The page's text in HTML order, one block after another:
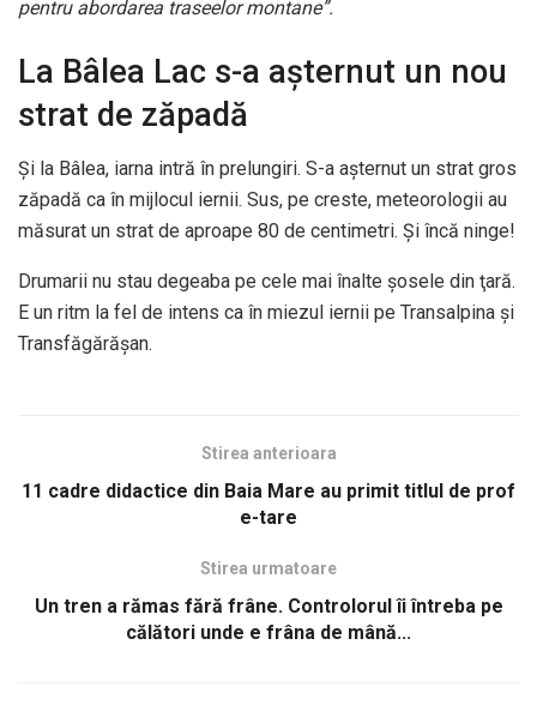
pentru abordarea traseelor montane”.
La Bâlea Lac s-a așternut un nou
strat de zăpadă
Şi la Bâlea, iarna intră în prelungiri. S-a aşternut un strat gros
zăpadă ca în mijlocul iernii. Sus, pe creste, meteorologii au
măsurat un strat de aproape 80 de centimetri. Şi încă ninge!
Drumarii nu stau degeaba pe cele mai înalte şosele din ţară.
E un ritm la fel de intens ca în miezul iernii pe Transalpina şi
Transfăgărăşan.
Stirea anterioara
11 cadre didactice din Baia Mare au primit titlul de prof
e-tare
Stirea urmatoare
Un tren a rămas fără frâne. Controlorul îi întreba pe
călători unde e frâna de mână...